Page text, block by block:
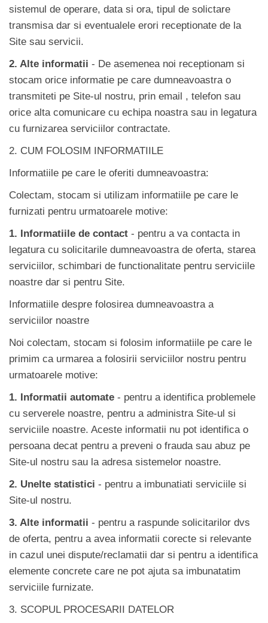
sistemul de operare, data si ora, tipul de solictare
transmisa dar si eventualele erori receptionate de la
Site sau servicii.
2. Alte informatii - De asemenea noi receptionam si
stocam orice informatie pe care dumneavoastra o
transmiteti pe Site-ul nostru, prin email , telefon sau
orice alta comunicare cu echipa noastra sau in legatura
cu furnizarea serviciilor contractate.
2. CUM FOLOSIM INFORMATIILE
Informatiile pe care le oferiti dumneavoastra:
Colectam, stocam si utilizam informatiile pe care le
furnizati pentru urmatoarele motive:
1. Informatiile de contact - pentru a va contacta in
legatura cu solicitarile dumneavoastra de oferta, starea
serviciilor, schimbari de functionalitate pentru serviciile
noastre dar si pentru Site.
Informatiile despre folosirea dumneavoastra a
serviciilor noastre
Noi colectam, stocam si folosim informatiile pe care le
primim ca urmarea a folosirii serviciilor nostru pentru
urmatoarele motive:
1. Informatii automate - pentru a identifica problemele
cu serverele noastre, pentru a administra Site-ul si
serviciile noastre. Aceste informatii nu pot identifica o
persoana decat pentru a preveni o frauda sau abuz pe
Site-ul nostru sau la adresa sistemelor noastre.
2. Unelte statistici - pentru a imbunatiati serviciile si
Site-ul nostru.
3. Alte informatii - pentru a raspunde solicitarilor dvs
de oferta, pentru a avea informatii corecte si relevante
in cazul unei dispute/reclamatii dar si pentru a identifica
elemente concrete care ne pot ajuta sa imbunatatim
serviciile furnizate.
3. SCOPUL PROCESARII DATELOR